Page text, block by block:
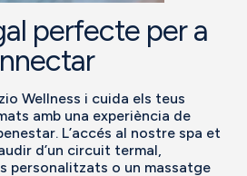
perfecte per a
Wellness i cuida els teus
amb una experiència de
L’accés al nostre spa et
d’un circuit termal,
personalitzats o un massatge